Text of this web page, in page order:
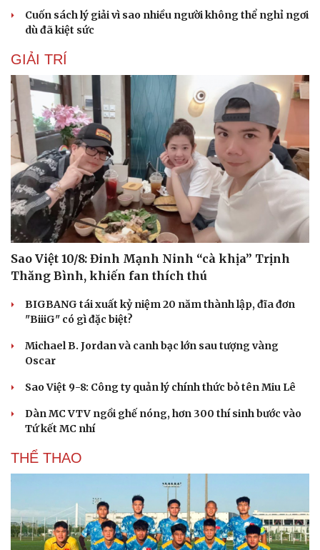
Cuốn sách lý giải vì sao nhiều người không thể nghỉ ngơi
dù đã kiệt sức
GIẢI TRÍ
Sao Việt 10/8: Đinh Mạnh Ninh “cà khịa” Trịnh
Thăng Bình, khiến fan thích thú
BIGBANG tái xuất kỷ niệm 20 năm thành lập, đĩa đơn
"BiiiG" có gì đặc biệt?
Michael B. Jordan và canh bạc lớn sau tượng vàng
Oscar
Sao Việt 9-8: Công ty quản lý chính thức bỏ tên Miu Lê
Dàn MC VTV ngồi ghế nóng, hơn 300 thí sinh bước vào
Tứ kết MC nhí
THỂ THAO